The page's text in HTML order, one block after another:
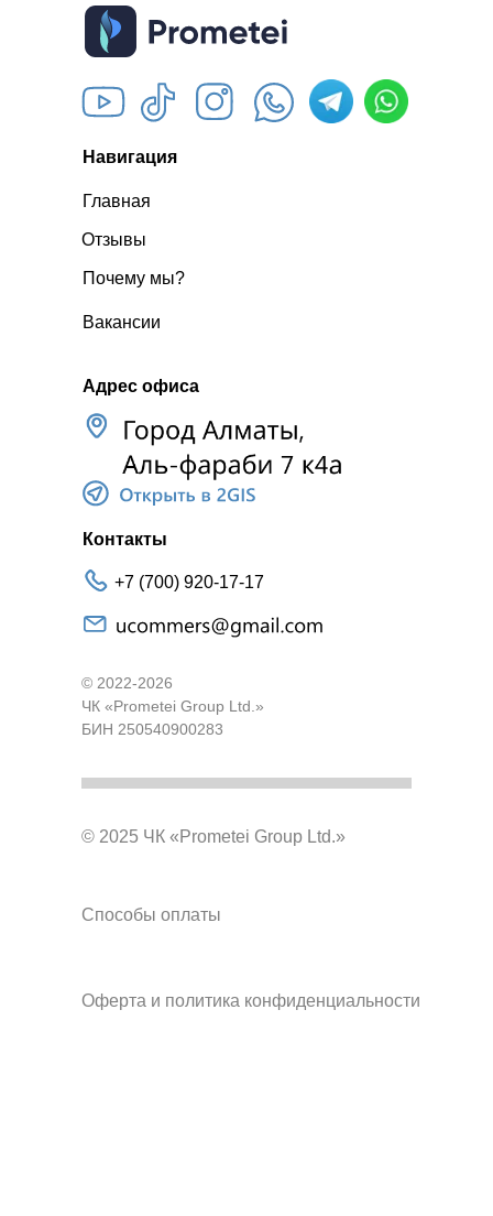
© 2022-2026
ЧК «Prometei Group Ltd.»
БИН 250540900283
Адрес офиса
Контакты
Навигация
Главная
+7 (700) 920-17-17
Почему мы?
Вакансии
© 2025 ЧК «Prometei Group Ltd.»
Способы оплаты
Оферта и политика конфиденциальности
Отзывы